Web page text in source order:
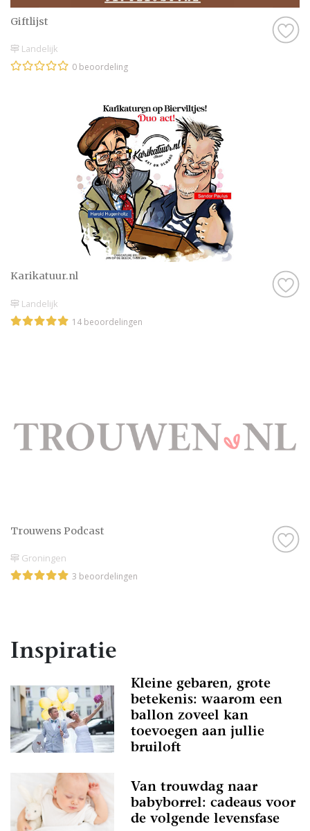
Giftlijst
Landelijk
0 beoordeling
Karikatuur.nl
Landelijk
14 beoordelingen
Trouwens Podcast
Groningen
3 beoordelingen
Inspiratie
Kleine gebaren, grote
betekenis: waarom een
ballon zoveel kan
toevoegen aan jullie
bruiloft
Van trouwdag naar
babyborrel: cadeaus voor
de volgende levensfase